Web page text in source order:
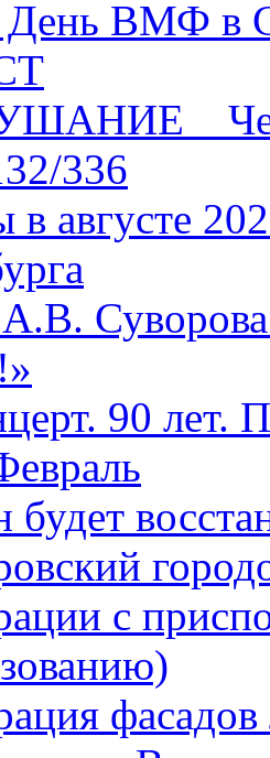
День ВМФ в
_
336
в августе
90 лет.
с